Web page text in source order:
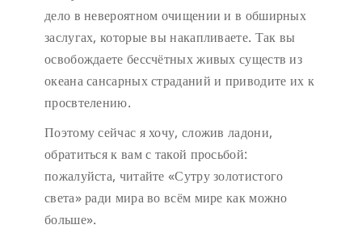
дело в невероятном очищении и в обширных
заслугах, которые вы накапливаете. Так вы
освобождаете бессчётных живых существ из
океана сансарных страданий и приводите их к
просвтелению.
Поэтому сейчас я хочу, сложив ладони,
обратиться к вам с такой просьбой:
пожалуйста, читайте «Сутру золотистого
света» ради мира во всём мире как можно
больше».